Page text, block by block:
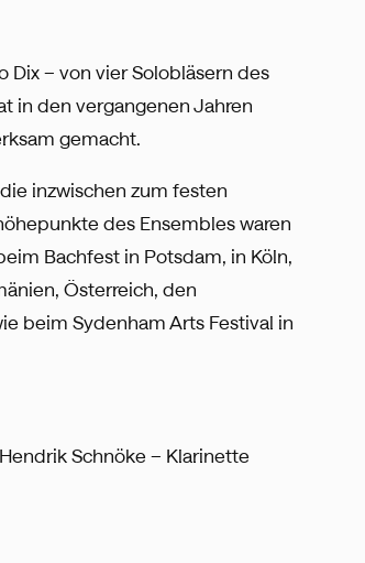
– von vier Solobläsern des
in den vergangenen Jahren
gemacht.
inzwischen zum festen
des Ensembles waren
Bachfest in Potsdam, in Köln,
Österreich, den
beim Sydenham Arts Festival in
Schnöke – Klarinette